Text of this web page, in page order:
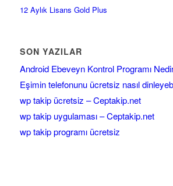
12 Aylık Lisans Gold Plus
SON YAZILAR
Android Ebeveyn Kontrol Programı
Eşimin telefonunu ücretsiz nasıl
wp takip ücretsiz – Ceptakip.net
wp takip uygulaması – Ceptakip.net
wp takip programı ücretsiz